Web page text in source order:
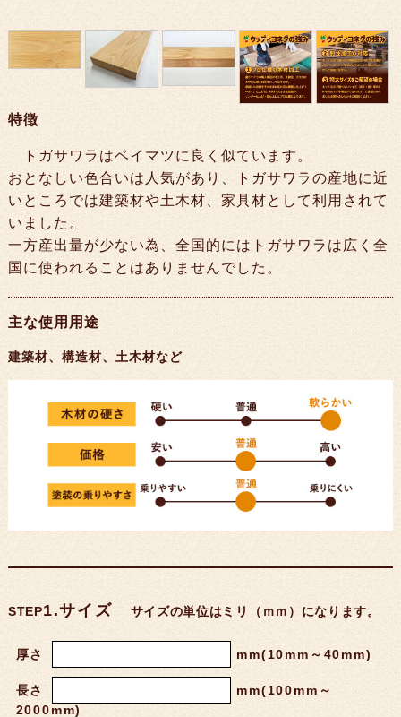
特徴
トガサワラはベイマツに良く似ています。
おとなしい色合いは人気があり、トガサワラの産地に近
いところでは建築材や土木材、家具材として利用されて
いました。
一方産出量が少ない為、全国的にはトガサワラは広く全
国に使われることはありませんでした。
主な使用用途
建築材、構造材、土木材など
STEP1.サイズ サイズの単位はミリ（ｍｍ）になります。
厚さ mm(10mm～40mm)
長さ
mm(100mm～
2000mm)